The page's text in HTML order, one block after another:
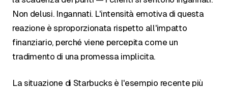
Non delusi. Ingannati. L'intensità emotiva di questa
reazione è sproporzionata rispetto all'impatto
finanziario, perché viene percepita come un
tradimento di una promessa implicita.
La situazione di Starbucks è l'esempio recente più